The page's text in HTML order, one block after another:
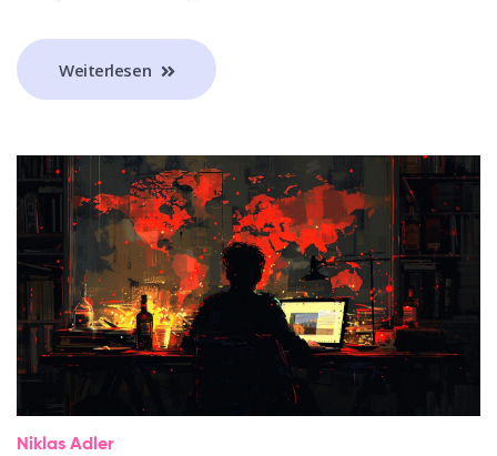
Weiterlesen
Niklas Adler